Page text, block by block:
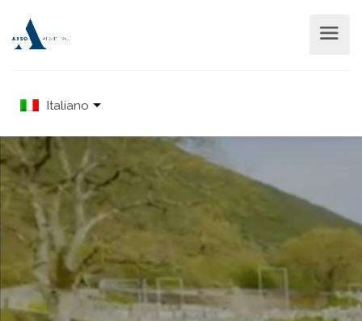
Italiano